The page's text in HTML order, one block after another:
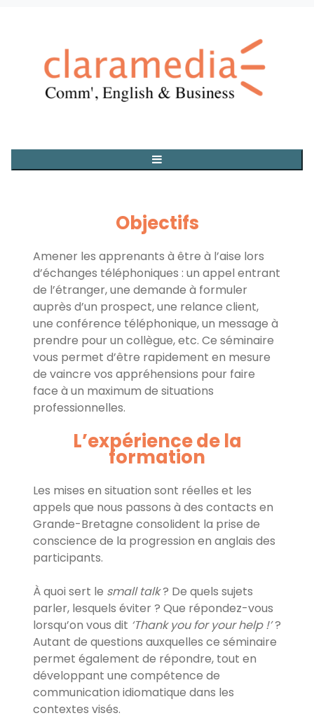
Objectifs
Amener les apprenants à être à l’aise lors
d’échanges téléphoniques : un appel entrant
de l’étranger, une demande à formuler
auprès d’un prospect, une relance client,
une conférence téléphonique, un message à
prendre pour un collègue, etc. Ce séminaire
vous permet d’être rapidement en mesure
de vaincre vos appréhensions pour faire
face à un maximum de situations
professionnelles.
L’expérience de la
formation
Les mises en situation sont réelles et les
appels que nous passons à des contacts en
Grande-Bretagne consolident la prise de
conscience de la progression en anglais des
participants.
À quoi sert le small talk? De quels sujets
parler, lesquels éviter ? Que répondez-vous
lorsqu’on vous dit ‘Thank you for your help !’?
Autant de questions auxquelles ce séminaire
permet également de répondre, tout en
développant une compétence de
communication idiomatique dans les
contextes visés.